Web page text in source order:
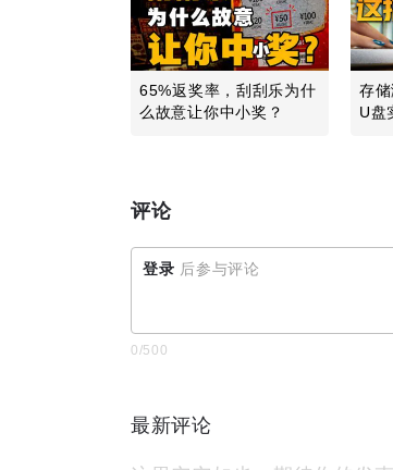
65%返奖率，刮刮乐为什
么故意让你中小奖？
存
U盘
评论
登录 后参与评论
0/500
最新评论